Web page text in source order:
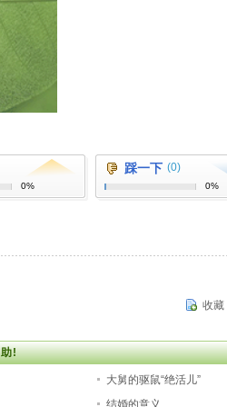
0%
踩一下 (0)
0%
收藏
助!
大舅的驱鼠“绝活儿”
结婚的意义